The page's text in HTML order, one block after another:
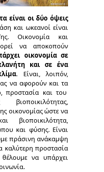
είναι οι δύο όψεις
και ωκεανοί είναι
Οικονομία και
να αποκοπούν
οικονομία σε
και σε ένα
. Είναι, λοιπόν,
να αφορούν και τα
προστασία και του
οικονομίας ώστε να
βιοποικιλότητα,
και φύσης. Είναι
πράσινη ανάκαμψη
καλύτερη προστασία
θέλουμε να υπάρχει